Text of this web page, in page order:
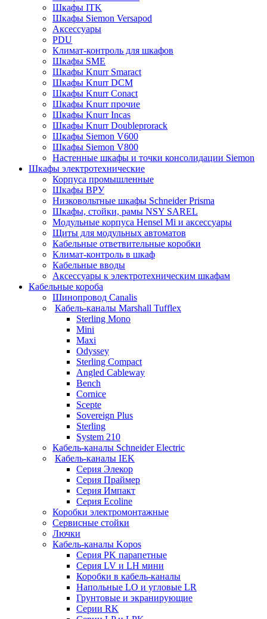
Шкафы ITK
Шкафы Siemon Versapod
Аксессуары
PDU
Климат-контроль для шкафов
Шкафы SME
Шкафы Knurr Smaract
Шкафы Knurr DCM
Шкафы Knurr Conact
Шкафы Knurr прочие
Шкафы Knurr Incas
Шкафы Knurr Doubleprorack
Шкафы Siemon V600
Шкафы Siemon V800
Настенные шкафы и точки консолидации Siemon
Шкафы электротехнические
Корпуса промышленные
Шкафы ВРУ
Низковольтные шкафы Schneider Prisma
Шкафы, стойки, рамы NSY SAREL
Модульные корпуса Hensel Mi и аксессуары
Щиты для модульных автоматов
Кабельные ответвительные коробки
Климат-контроль в шкаф
Кабельные вводы
Аксессуары к электротехническим шкафам
Кабельные короба
Шинопровод Canalis
Кабель-каналы Marshall Tufflex
Sterling Mono
Mini
Maxi
Odyssey
Sterling Compact
Angled Cableway
Bench
Cornice
Scepte
Sovereign Plus
Sterling
System 210
Кабель-каналы Schneider Electric
Кабель-каналы IEK
Серия Элекор
Серия Праймер
Серия Импакт
Серия Ecoline
Коробки электромонтажные
Сервисные стойки
Лючки
Кабель-каналы Kopos
Серия PK парапетные
Серия LV и LH мини
Коробки в кабель-каналы
Напольные LO и угловые LR
Грунтовые и экранирующие
Серии RK